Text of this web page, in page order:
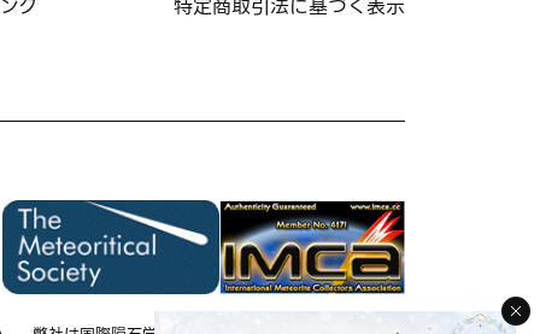
ク
特定商取引法に基づく表示